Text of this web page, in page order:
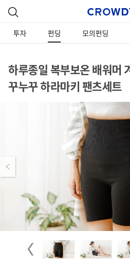
투자 펀딩 모의펀딩
하루종일 복부보온 배워
꾸누꾸 하라마키 팬츠세트
Previous
Previous